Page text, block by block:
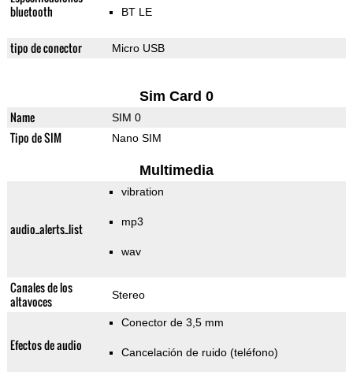
bluetooth
BT LE
tipo de conector Micro USB
Sim Card 0
Name SIM 0
Tipo de SIM Nano SIM
Multimedia
audio_alerts_list
vibration
mp3
wav
Canales de los
altavoces
Stereo
Efectos de audio
Conector de 3,5 mm
Cancelación de ruido (teléfono)